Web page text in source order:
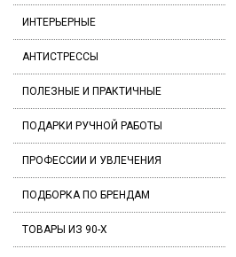
ИНТЕРЬЕРНЫЕ
АНТИСТРЕССЫ
ПОЛЕЗНЫЕ И ПРАКТИЧНЫЕ
ПОДАРКИ РУЧНОЙ РАБОТЫ
ПРОФЕССИИ И УВЛЕЧЕНИЯ
ПОДБОРКА ПО БРЕНДАМ
ТОВАРЫ ИЗ 90-Х